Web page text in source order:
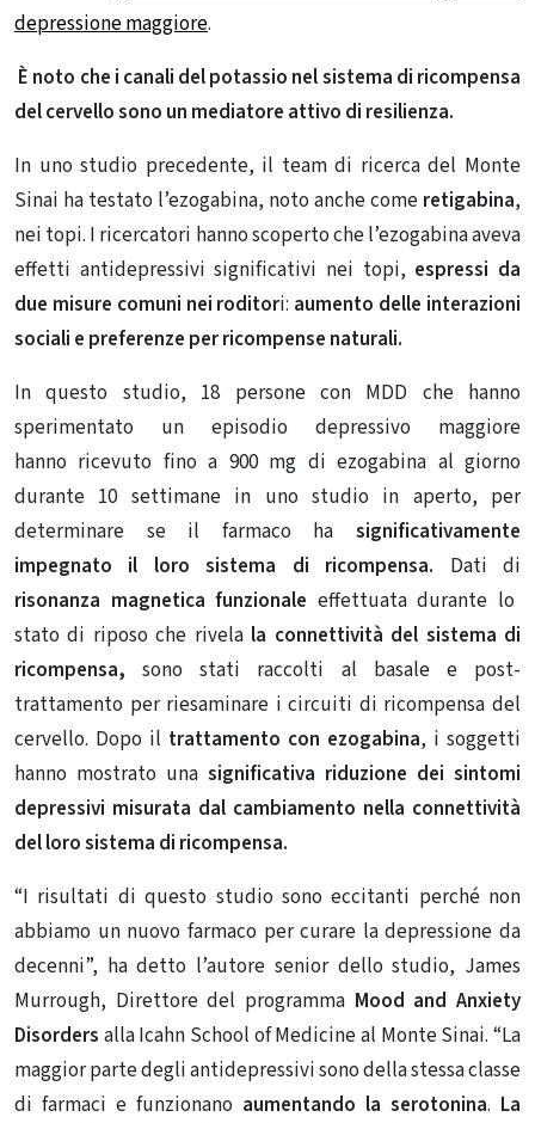
depressione maggiore.
È noto che i canali del potassio nel sistema di ricompensa
del cervello sono un mediatore attivo di resilienza.
In uno studio precedente, il team di ricerca del Monte
Sinai ha testato l’ezogabina, noto anche come retigabina,
nei topi. I ricercatori hanno scoperto che l’ezogabina aveva
effetti antidepressivi significativi nei topi, espressi da
due misure comuni nei roditori: aumento delle interazioni
sociali e preferenze per ricompense naturali.
In questo studio, 18 persone con MDD che hanno
sperimentato un episodio depressivo maggiore
hanno ricevuto fino a 900 mg di ezogabina al giorno
durante 10 settimane in uno studio in aperto, per
determinare se il farmaco ha significativamente
impegnato il loro sistema di ricompensa. Dati di
risonanza magnetica funzionale effettuata durante lo
stato di riposo che rivelala connettività del sistema di
ricompensa, sono stati raccolti al basale e post-
trattamento per riesaminare i circuiti di ricompensa del
cervello. Dopo il trattamento con ezogabina, i soggetti
hanno mostrato una significativa riduzione dei sintomi
depressivi misurata dal cambiamento nella connettività
del loro sistema di ricompensa.
“I risultati di questo studio sono eccitanti perché non
abbiamo un nuovo farmaco per curare la depressione da
decenni”, ha detto l’autore senior dello studio, James
Murrough, Direttore del programma Mood and Anxiety
Disorders alla Icahn School of Medicine al Monte Sinai. “La
maggior parte degli antidepressivi sono della stessa classe
di farmaci e funzionano aumentando la serotonina. La